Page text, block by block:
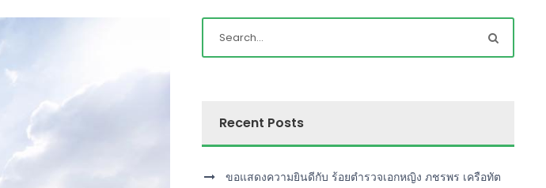
Recent Posts
ขอแสดงความยินดีกับ ร้อยตำรวจเอกหญิง ภชรพร เครือทัต